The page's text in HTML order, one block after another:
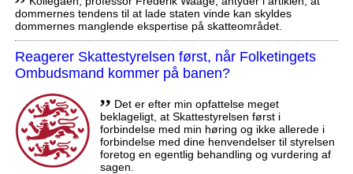
dommernes tendens til at lade staten vinde kan skyldes
dommernes manglende ekspertise på skatteområdet.
Reagerer Skattestyrelsen først, når Folketingets
Ombudsmand kommer på banen?
,, Det er efter min opfattelse meget
beklageligt, at Skattestyrelsen først i
forbindelse med min høring og ikke allerede i
forbindelse med dine henvendelser til styrelsen
foretog en egentlig behandling og vurdering af
sagen.